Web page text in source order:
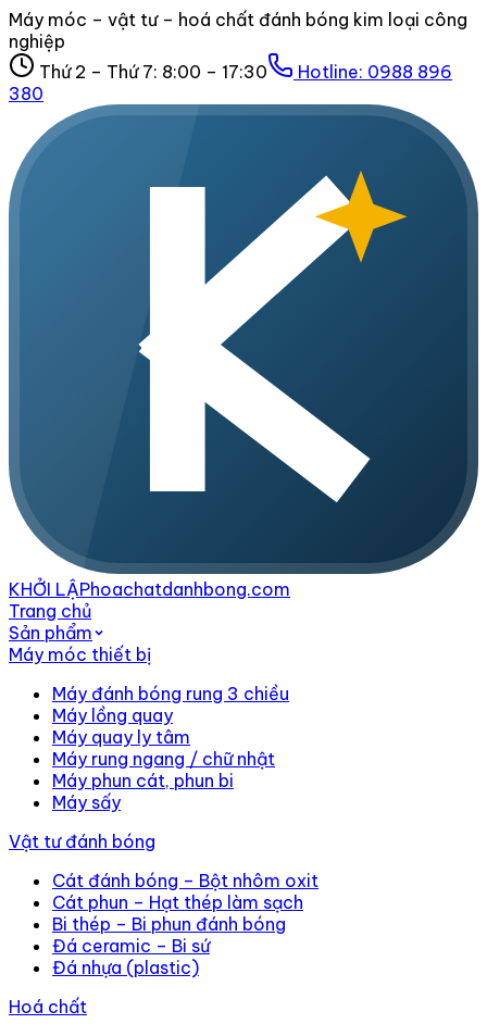
Máy móc – vật tư – hoá chất đánh bóng kim loại công
nghiệp
Thứ 2 – Thứ 7: 8:00 – 17:30
Hotline: 0988 896
380
KHỞI LẬPhoachatdanhbong.com
Trang chủ
Sản phẩm
Máy móc thiết bị
Máy đánh bóng rung 3 chiều
Máy lồng quay
Máy quay ly tâm
Máy rung ngang / chữ nhật
Máy phun cát, phun bi
Máy sấy
Vật tư đánh bóng
Cát đánh bóng – Bột nhôm oxit
Cát phun – Hạt thép làm sạch
Bi thép – Bi phun đánh bóng
Đá ceramic – Bi sứ
Đá nhựa (plastic)
Hoá chất